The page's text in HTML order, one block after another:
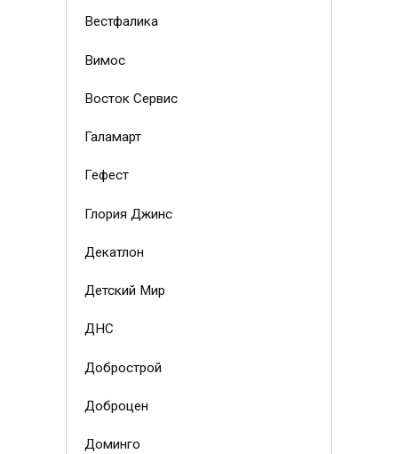
Вестфалика
Вимос
Восток Сервис
Галамарт
Гефест
Глория Джинс
Декатлон
Детский Мир
ДНС
Добрострой
Доброцен
Доминго